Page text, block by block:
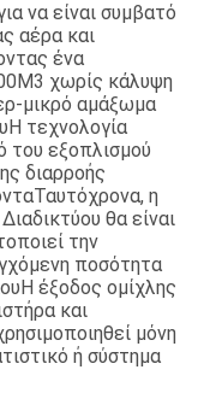
να είναι συμβατό
αέρα και
ένα
χωρίς κάλυψη
μικρό αμάξωμα
τεχνολογία
του εξοπλισμού
διαρροής
η
θα είναι
την
ποσότητα
έξοδος ομίχλης
και
μόνη
ή σύστημα